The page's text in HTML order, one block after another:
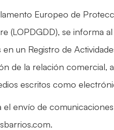
Europeo de
(LOPDGDD), se informa al
un Registro de
de la relación comercial,
escritos como
envío de comunicaciones